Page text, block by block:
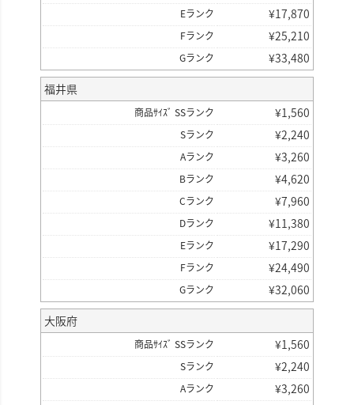
Eランク ¥17,870
Fランク ¥25,210
Gランク ¥33,480
福井県
商品ｻｲｽﾞ SSランク ¥1,560
Sランク ¥2,240
Aランク ¥3,260
Bランク ¥4,620
Cランク ¥7,960
Dランク ¥11,380
Eランク ¥17,290
Fランク ¥24,490
Gランク ¥32,060
大阪府
商品ｻｲｽﾞ SSランク ¥1,560
Sランク ¥2,240
Aランク ¥3,260